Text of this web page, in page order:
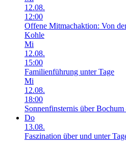
12.08.
12:00
Offene Mitmachaktion: Von
Kohle
Mi
12.08.
15:00
Familienführung unter Tage
Mi
12.08.
18:00
Sonnenfinsternis über
Do
13.08.
Faszination über und unter